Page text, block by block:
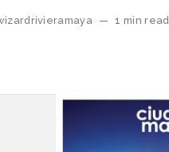
— 1 min read